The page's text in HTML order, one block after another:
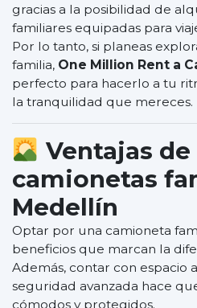
gracias a la posibilidad de
familiares equipadas para
Por lo tanto, si planeas
familia, One Million Rent a
perfecto para hacerlo a tu
la tranquilidad que mereces.
Ventajas de
camionetas
Medellín
Optar por una camioneta
beneficios que marcan la
Además, contar con espacio
seguridad avanzada hace
cómodos y protegidos.